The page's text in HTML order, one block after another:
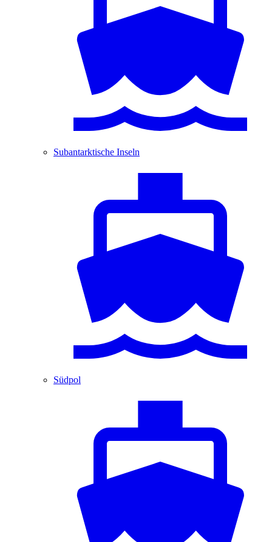
Subantarktische Inseln
Südpol